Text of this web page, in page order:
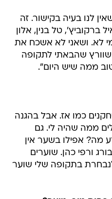
לנו בעיה בקישור. זה
ברקוביץ', טל בנין, אלון
ומי לא. ושאני לא אשכח את
שוורץ שהבאתי לתקופה
ממה שיש היום".
כמו אז. אבל בהגנה
ממה שהיה לי. גם
מה? אפילו בשער אין
ורפי כהן. שוערים
בתקופה שלי שוער